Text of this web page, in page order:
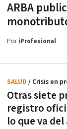
ARBA
PoriProfesional
Otras siete
registro
lo que va del
SALUD / Crisis en